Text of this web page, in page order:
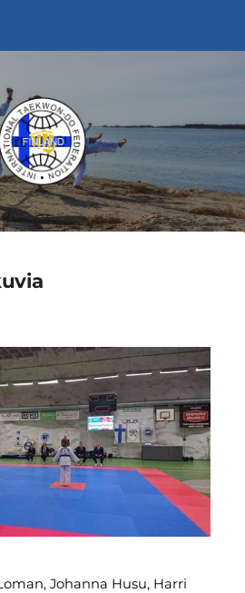
ITF Taekwon-do Liitto ry
Johanna Husu, Harri